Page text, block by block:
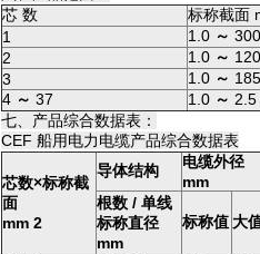
芯 数
标称截面
1
1.0 ～ 300
2
1.0 ～ 120
3
1.0 ～ 185
4 ～ 37 1.0 ～ 2.5
七、产品综合数据表：
CEF 船用电力电缆产品综合数据表
芯数×标称截
面
mm 2
导体结构
电缆外径
mm
根数 / 单线
标称直径
mm
标称值 大